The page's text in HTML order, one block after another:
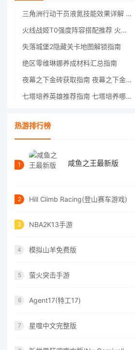
三角洲行动干员液氮技能效果详解 三角洲行动干员液氮技能介绍
火线战姬T0强度阵容搭配推荐 火线战姬T0强度阵容哪个好
失落城堡2隐藏关卡地图解锁指南
绝区零维琳娜养成材料汇总指南
夜幕之下金砖获取指南 夜幕之下金砖获取方法
七塔培养英雄推荐指南 七塔培养哪个英雄好
热游排行榜
1 咸鱼之王最新版
2 Hill Climb Racing(登山赛车游戏)
3 NBA2K13手游
4 模拟山羊免费版
5 萤火突击手游
6 Agent17(特工17)
7 星噬中文完整版